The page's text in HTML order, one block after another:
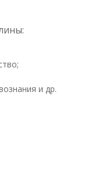
и др.